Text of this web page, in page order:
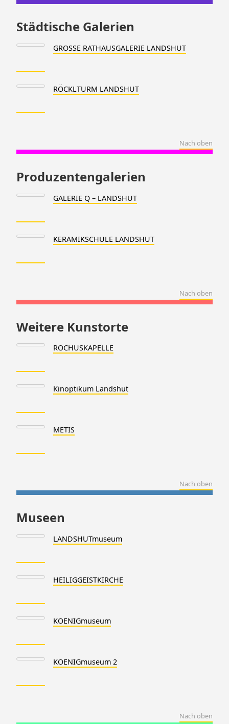
Städtische Galerien
GROSSE RATHAUSGALERIE LANDSHUT
RÖCKLTURM LANDSHUT
Nach oben
Produzentengalerien
GALERIE Q – LANDSHUT
KERAMIKSCHULE LANDSHUT
Nach oben
Weitere Kunstorte
ROCHUSKAPELLE
Kinoptikum Landshut
METIS
Nach oben
Museen
LANDSHUTmuseum
HEILIGGEISTKIRCHE
KOENIGmuseum
KOENIGmuseum 2
Nach oben